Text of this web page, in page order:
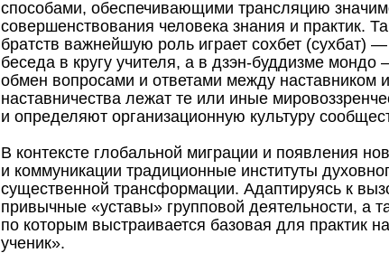
способами, обеспечивающими трансляцию
совершенствования человека знания и практик.
братств важнейшую роль играет сохбет (сухбат)
беседа в кругу учителя, а в дзэн-буддизме
обмен вопросами и ответами между наставником
наставничества лежат те или иные
и определяют организационную культуру
В контексте глобальной миграции и появления
и коммуникации традиционные институты
существенной трансформации. Адаптируясь к
привычные «уставы» групповой деятельности, а
по которым выстраивается базовая для практик
ученик».